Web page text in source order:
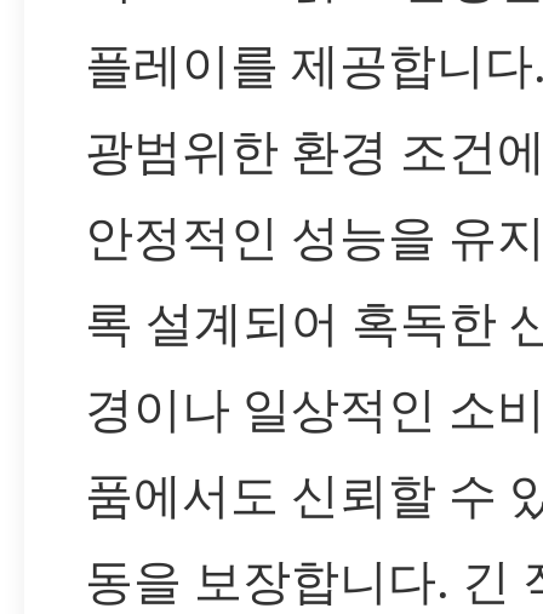
플레이를 제공합니
광범위한 환경 조건
안정적인 성능을 유
록 설계되어 혹독한
경이나 일상적인 소
품에서도 신뢰할 수
동을 보장합니다. 긴